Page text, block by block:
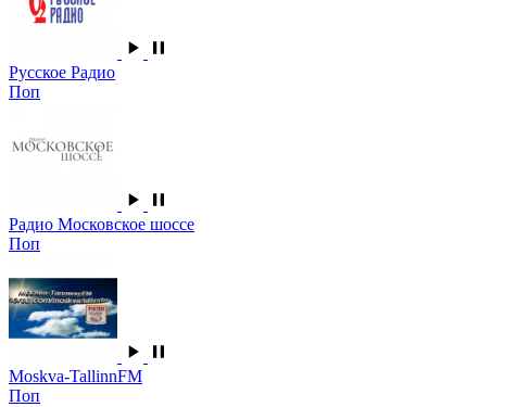
Русское Радио
Поп
Радио Московское шоссе
Поп
Moskva-TallinnFM
Поп